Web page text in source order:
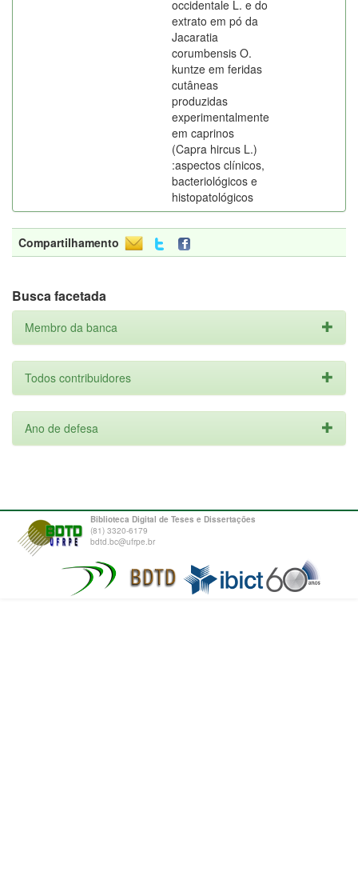
occidentale L. e do
extrato em pó da
Jacaratia
corumbensis O.
kuntze em feridas
cutâneas
produzidas
experimentalmente
em caprinos
(Capra hircus L.)
:aspectos clínicos,
bacteriológicos e
histopatológicos
Compartilhamento
Busca facetada
Membro da banca
Todos contribuidores
Ano de defesa
Biblioteca Digital de Teses e Dissertações
(81) 3320-6179
bdtd.bc@ufrpe.br